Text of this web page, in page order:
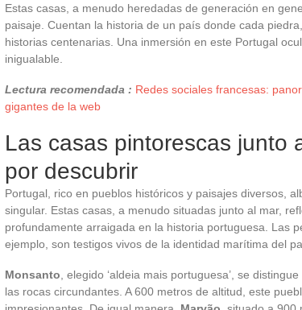
Estas casas, a menudo heredadas de generación en
paisaje. Cuentan la historia de un país donde cada
historias centenarias. Una inmersión en este Portugal
inigualable.
Lectura recomendada : Redes sociales francesas:
gigantes de la web
Las casas pintorescas junto
por descubrir
Portugal, rico en pueblos históricos y paisajes diversos,
singular. Estas casas, a menudo situadas junto al mar,
profundamente arraigada en la historia portuguesa. Las
ejemplo, son testigos vivos de la identidad marítima del
Monsanto , elegido ‘aldeia mais portuguesa’, se
las rocas circundantes. A 600 metros de altitud, este